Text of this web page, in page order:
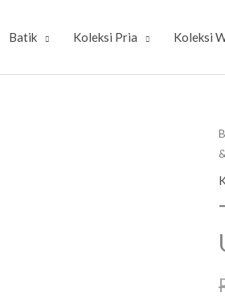
Batik Koleksi Pria Koleksi